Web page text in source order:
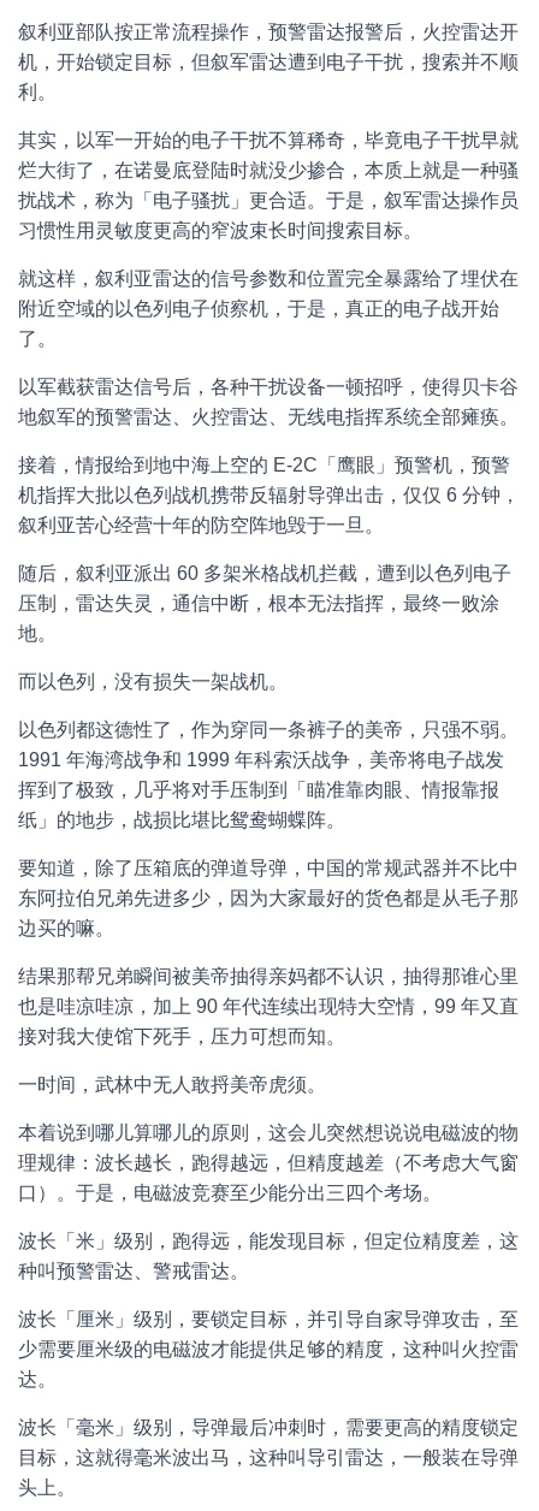
叙利亚部队按正常流程操作，预警雷达报警后，火控雷达开
机，开始锁定目标，但叙军雷达遭到电子干扰，搜索并不顺
利。
其实，以军一开始的电子干扰不算稀奇，毕竟电子干扰早就
烂大街了，在诺曼底登陆时就没少掺合，本质上就是一种骚
扰战术，称为「电子骚扰」更合适。于是，叙军雷达操作员
习惯性用灵敏度更高的窄波束长时间搜索目标。
就这样，叙利亚雷达的信号参数和位置完全暴露给了埋伏在
附近空域的以色列电子侦察机，于是，真正的电子战开始
了。
以军截获雷达信号后，各种干扰设备一顿招呼，使得贝卡谷
地叙军的预警雷达、火控雷达、无线电指挥系统全部瘫痪。
接着，情报给到地中海上空的 E-2C「鹰眼」预警机，预警
机指挥大批以色列战机携带反辐射导弹出击，仅仅 6 分钟，
叙利亚苦心经营十年的防空阵地毁于一旦。
随后，叙利亚派出 60 多架米格战机拦截，遭到以色列电子
压制，雷达失灵，通信中断，根本无法指挥，最终一败涂
地。
而以色列，没有损失一架战机。
以色列都这德性了，作为穿同一条裤子的美帝，只强不弱。
1991 年海湾战争和 1999 年科索沃战争，美帝将电子战发
挥到了极致，几乎将对手压制到「瞄准靠肉眼、情报靠报
纸」的地步，战损比堪比鸳鸯蝴蝶阵。
要知道，除了压箱底的弹道导弹，中国的常规武器并不比中
东阿拉伯兄弟先进多少，因为大家最好的货色都是从毛子那
边买的嘛。
结果那帮兄弟瞬间被美帝抽得亲妈都不认识，抽得那谁心里
也是哇凉哇凉，加上 90 年代连续出现特大空情，99 年又直
接对我大使馆下死手，压力可想而知。
一时间，武林中无人敢捋美帝虎须。
本着说到哪儿算哪儿的原则，这会儿突然想说说电磁波的物
理规律：波长越长，跑得越远，但精度越差（不考虑大气窗
口）。于是，电磁波竞赛至少能分出三四个考场。
波长「米」级别，跑得远，能发现目标，但定位精度差，这
种叫预警雷达、警戒雷达。
波长「厘米」级别，要锁定目标，并引导自家导弹攻击，至
少需要厘米级的电磁波才能提供足够的精度，这种叫火控雷
达。
波长「毫米」级别，导弹最后冲刺时，需要更高的精度锁定
目标，这就得毫米波出马，这种叫导引雷达，一般装在导弹
头上。